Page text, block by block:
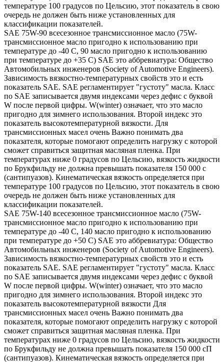
температуре 100 градусов по Цельсию, этот показатель в свою
очередь не должен быть ниже установленных для
классификации показателей.
SAE 75W-90 всесезонное трансмиссионное масло (75W-
трансмиссионное масло пригодно к использованию при
температуре до -40 С, 90 масло пригодно к использованию
при температуре до +35 С) SAE это аббревиатура: Общество
Автомобильных инженеров (Society of Automotive Engineers).
Зависимость вязкостно-температурных свойств это и есть
показатель SAE. SAE регламентирует "густоту" масла. Класс
по SAE записывается двумя индексами через дефис с буквой
W после первой цифры. W(winter) означает, что это масло
пригодно для зимнего использования. Второй индекс это
показатель высокотемпературной вязкости. Для
трансмиссионных масел очень Важно понимать два
показателя, которые помогают определить нагрузку с которой
сможет справиться защитная масляная пленка. При
температурах ниже 0 градусов по Цельсию, вязкость жидкости
по Брукфильду не должна превышать показателя 150 000 с
(сантипуазов). Кинематическая вязкость определяется при
температуре 100 градусов по Цельсию, этот показатель в свою
очередь не должен быть ниже установленных для
классификации показателей.
SAE 75W-140 всесезонное трансмиссионное масло (75W-
трансмиссионное масло пригодно к использованию при
температуре до -40 С, 140 масло пригодно к использованию
при температуре до +50 С) SAE это аббревиатура: Общество
Автомобильных инженеров (Society of Automotive Engineers).
Зависимость вязкостно-температурных свойств это и есть
показатель SAE. SAE регламентирует "густоту" масла. Класс
по SAE записывается двумя индексами через дефис с буквой
W после первой цифры. W(winter) означает, что это масло
пригодно для зимнего использования. Второй индекс это
показатель высокотемпературной вязкости Для
трансмиссионных масел очень Важно понимать два
показателя, которые помогают определить нагрузку с которой
сможет справиться защитная масляная пленка. При
температурах ниже 0 градусов по Цельсию, вязкость жидкости
по Брукфильду не должна превышать показателя 150 000 сП
(сантипуазов). Кинематическая вязкость определяется при